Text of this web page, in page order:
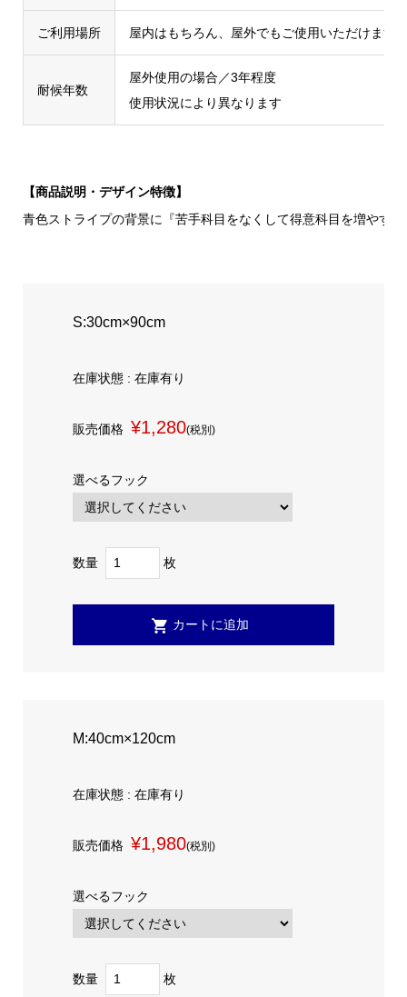
ご利用場所 屋内はもちろん、屋外でもご使用いただけます
耐候年数
屋外使用の場合／3年程度
使用状況により異なります
【商品説明・デザイン特徴】
青色ストライプの背景に『苦手科目をなくして得意科目を増やす
S:30cm×90cm
在庫状態 : 在庫有り
販売価格 ¥1,280(税別)
選べるフック
数量 枚
M:40cm×120cm
在庫状態 : 在庫有り
販売価格 ¥1,980(税別)
選べるフック
数量 枚